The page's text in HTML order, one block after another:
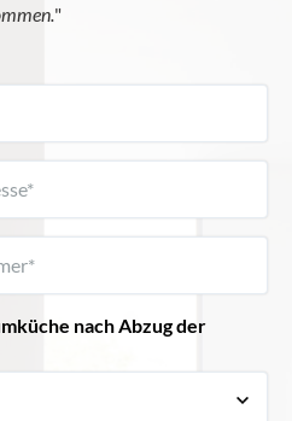
"
nach Abzug der